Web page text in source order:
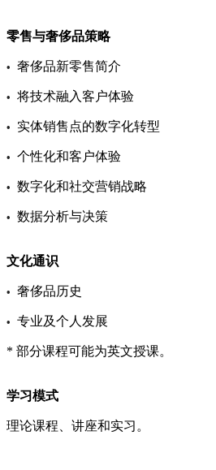
零售与奢侈品策略
• 奢侈品新零售简介
• 将技术融入客户体验
• 实体销售点的数字化转型
• 个性化和客户体验
• 数字化和社交营销战略
• 数据分析与决策
文化通识
• 奢侈品历史
• 专业及个人发展
* 部分课程可能为英文授课。
学习模式
理论课程、讲座和实习。